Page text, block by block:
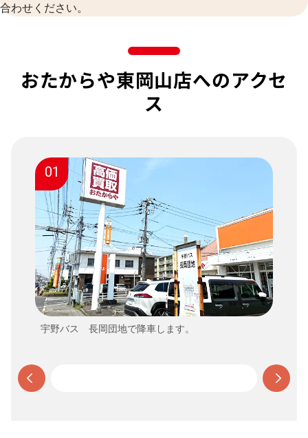
合わせください。
おたからや東岡山店へのアクセ
ス
01
宇野バス 長岡団地で降車します。